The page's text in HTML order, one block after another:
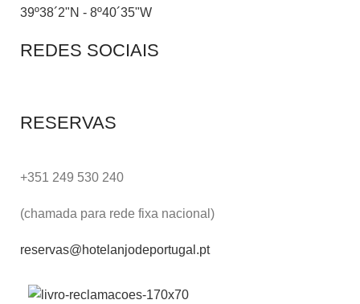
39º38´2"N - 8º40´35"W
REDES SOCIAIS
RESERVAS
+351 249 530 240
(chamada para rede fixa nacional)
reservas@hotelanjodeportugal.pt